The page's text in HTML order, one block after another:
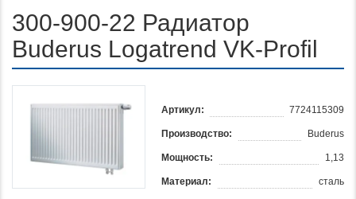
300-900-22 Радиатор
Buderus Logatrend VK-Profil
Артикул: 7724115309
Производство: Buderus
Мощность: 1,13
Материал: сталь